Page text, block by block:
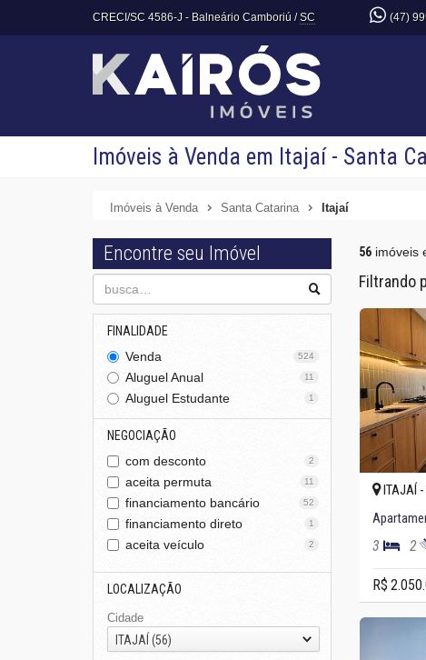
CRECI/SC 4586-J - Balneário Camboriú /SC (47)
Imóveis à Venda em Itajaí - Santa
Imóveis à Venda Santa Catarina Itajaí
Encontre seu Imóvel
FINALIDADE
Venda
524
Aluguel Anual 11
Aluguel Estudante 1
NEGOCIAÇÃO
com desconto
2
aceita permuta 11
financiamento bancário 52
financiamento direto 1
aceita veículo 2
LOCALIZAÇÃO
Cidade
ITAJAÍ (56)
56imóveis
Filtrando
ITAJAÍ -
3 2
R$